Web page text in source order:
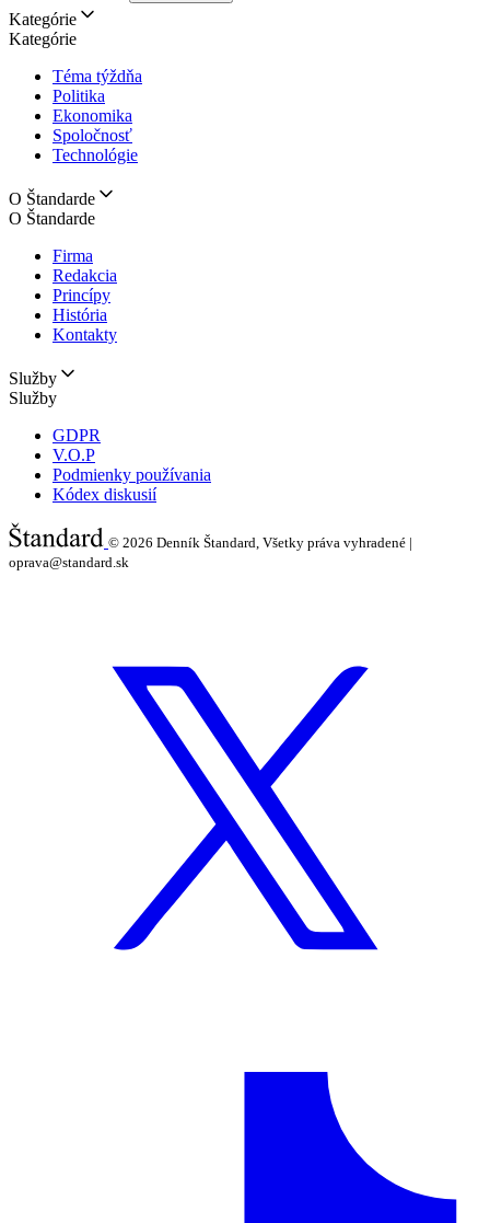
Kategórie
Kategórie
Téma týždňa
Politika
Ekonomika
Spoločnosť
Technológie
O Štandarde
O Štandarde
Firma
Redakcia
Princípy
História
Kontakty
Služby
Služby
GDPR
V.O.P
Podmienky používania
Kódex diskusií
© 2026 Denník Štandard, Všetky práva vyhradené |
oprava@standard.sk